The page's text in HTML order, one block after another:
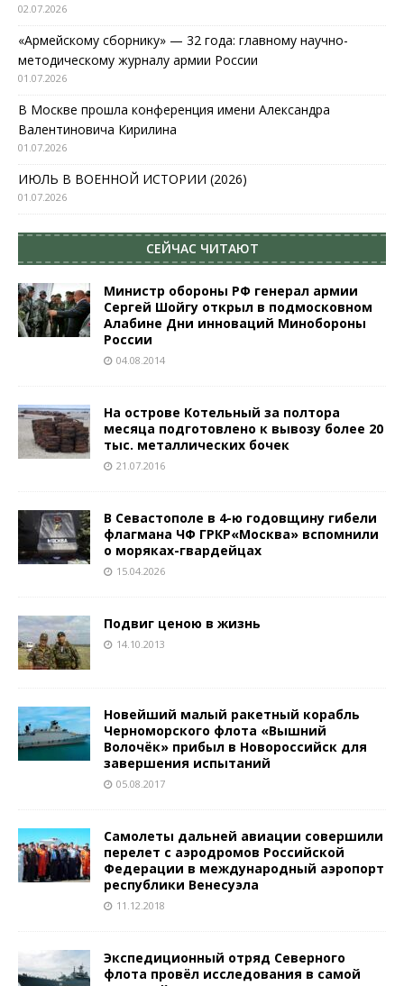
02.07.2026
«Армейскому сборнику» — 32 года: главному научно-
методическому журналу армии России
01.07.2026
В Москве прошла конференция имени Александра
Валентиновича Кирилина
01.07.2026
ИЮЛЬ В ВОЕННОЙ ИСТОРИИ (2026)
01.07.2026
СЕЙЧАС ЧИТАЮТ
Министр обороны РФ генерал армии
Сергей Шойгу открыл в подмосковном
Алабине Дни инноваций Минобороны
России
04.08.2014
На острове Котельный за полтора
месяца подготовлено к вывозу более 20
тыс. металлических бочек
21.07.2016
В Севастополе в 4-ю годовщину гибели
флагмана ЧФ ГРКР«Москва» вспомнили
о моряках-гвардейцах
15.04.2026
Подвиг ценою в жизнь
14.10.2013
Новейший малый ракетный корабль
Черноморского флота «Вышний
Волочёк» прибыл в Новороссийск для
завершения испытаний
05.08.2017
Самолеты дальней авиации совершили
перелет с аэродромов Российской
Федерации в международный аэропорт
республики Венесуэла
11.12.2018
Экспедиционный отряд Северного
флота провёл исследования в самой